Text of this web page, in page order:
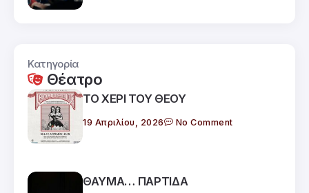
Θέατρο
Κατηγορία
ΤΟ ΧΕΡΙ ΤΟΥ ΘΕΟΥ
19 Απριλίου, 2026 No Comment
ΘΑΥΜΑ… ΠΑΡΤΙΔΑ